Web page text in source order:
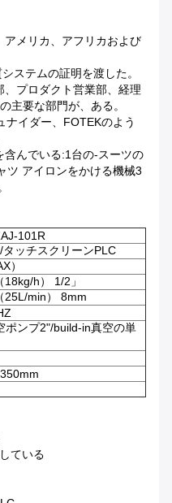
アメリカ、アフリカおよび
ステムの証明を渡した。
プロダクト営業部、経理
主要な部門が、ある。
イダー、FOTEKのよう
含んでいる:1台の-スーツの
ツ アイロンをかける機械3
101R
タッチスクリーンPLC
）
h） 1/2」
25L/min） 8mm
ポンプ2"/build-in真空の単
ている